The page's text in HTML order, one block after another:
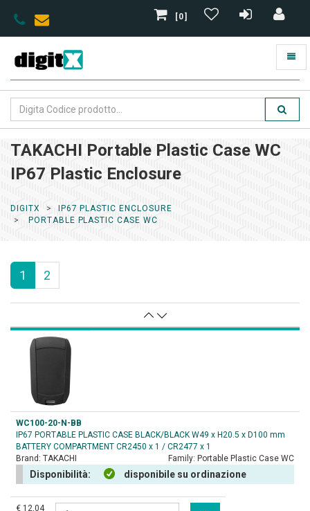
[0]
TAKACHI Portable Plastic Case WC
IP67 Plastic Enclosure
DIGITX
IP67 PLASTIC ENCLOSURE
PORTABLE PLASTIC CASE WC
1 2
WC100-20-N-BB
IP67 PORTABLE PLASTIC CASE BLACK/BLACK W49 x H20.5 x D100 mm
BATTERY COMPARTMENT CR2450 x 1 / CR2477 x 1
Brand: TAKACHI Family: Portable Plastic Case WC
Disponibilità: disponibile su ordinazione
€ 12,04